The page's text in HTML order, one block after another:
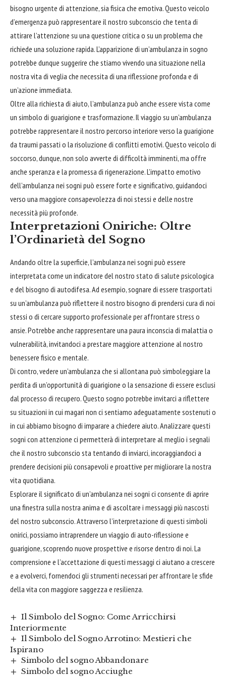
bisogno urgente di attenzione, sia fisica che emotiva. Questo veicolo
d’emergenza può rappresentare il nostro subconscio che tenta di
attirare l’attenzione su una questione critica o su un problema che
richiede una soluzione rapida. L’apparizione di un’ambulanza in sogno
potrebbe dunque suggerire che stiamo vivendo una situazione nella
nostra vita di veglia che necessita di una riflessione profonda e di
un’azione immediata.
Oltre alla richiesta di aiuto, l’ambulanza può anche essere vista come
un simbolo di guarigione e trasformazione. Il viaggio su un’ambulanza
potrebbe rappresentare il nostro percorso interiore verso la guarigione
da traumi passati o la risoluzione di conflitti emotivi. Questo veicolo di
soccorso, dunque, non solo avverte di difficoltà imminenti, ma offre
anche speranza e la promessa di rigenerazione. L’impatto emotivo
dell’ambulanza nei sogni può essere forte e significativo, guidandoci
verso una maggiore consapevolezza di noi stessi e delle nostre
necessità più profonde.
Interpretazioni Oniriche: Oltre
l’Ordinarietà del Sogno
Andando oltre la superficie, l’ambulanza nei sogni può essere
interpretata come un indicatore del nostro stato di salute psicologica
e del bisogno di autodifesa. Ad esempio, sognare di essere trasportati
su un’ambulanza può riflettere il nostro bisogno di prendersi cura di noi
stessi o di cercare supporto professionale peraffrontare stress o
ansie. Potrebbe anche rappresentare una paura inconscia di malattia o
vulnerabilità, invitandoci a prestare maggiore attenzione al nostro
benessere fisico e mentale.
Di contro, vedere un’ambulanza che si allontana può simboleggiare la
perdita di un’opportunità di guarigione o la sensazione di essere esclusi
dal processo di recupero. Questo sogno potrebbe invitarci a riflettere
su situazioni in cui magari non ci sentiamo adeguatamente sostenuti o
in cui abbiamo bisogno di imparare a chiedere aiuto. Analizzare questi
sogni con attenzione ci permetterà di interpretare al meglio i segnali
che il nostro subconscio sta tentando di inviarci, incoraggiandoci a
prendere decisioni più consapevoli e proattive per migliorare la nostra
vita quotidiana.
Esplorare il significato di un’ambulanza nei sogni ci consente di aprire
una finestra sulla nostra anima e di ascoltare i messaggi più nascosti
del nostro subconscio. Attraverso l’interpretazione di questi simboli
onirici, possiamo intraprendere un viaggio di auto-riflessione e
guarigione, scoprendo nuove prospettive e risorse dentro di noi. La
comprensione e l’accettazione di questi messaggi ci aiutano a crescere
e a evolverci, fornendoci gli strumenti necessari per affrontare le sfide
della vita con maggiore saggezza e resilienza.
Il Simbolo del Sogno: Come Arricchirsi
Interiormente
Il Simbolo del Sogno Arrotino: Mestieri che
Ispirano
Simbolo del sogno Abbandonare
Simbolo del sogno Acciughe